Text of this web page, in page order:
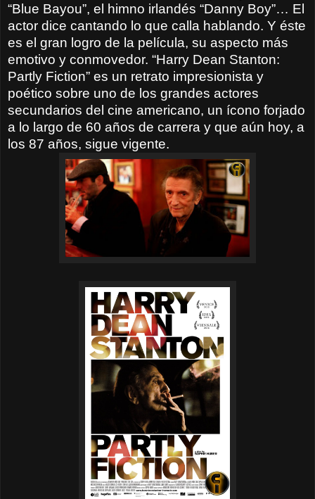
“Blue Bayou”, el himno irlandés “Danny Boy”… El
actor dice cantando lo que calla hablando. Y éste
es el gran logro de la película, su aspecto más
emotivo y conmovedor. “Harry Dean Stanton:
Partly Fiction” es un retrato impresionista y
poético sobre uno de los grandes actores
secundarios del cine americano, un ícono forjado
a lo largo de 60 años de carrera y que aún hoy, a
los 87 años, sigue vigente.